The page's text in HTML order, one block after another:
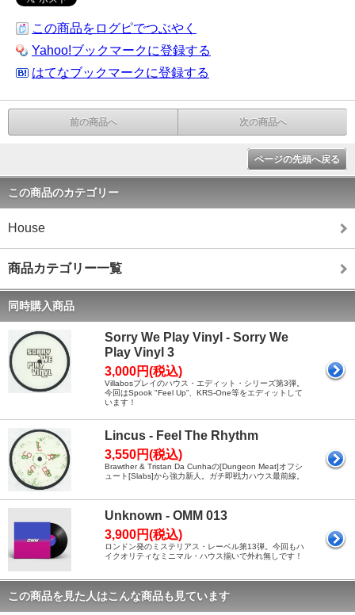
この商品をログピでつぶやく
Yahoo!ブックマークに登録する
はてなブックマークに登録する
前の商品へ 次の商品へ
ページの先頭へ戻る
この商品のカテゴリー
House
商品カテゴリー一覧
同時購入商品
Sorry We Play Vinyl - Sorry We
Play Vinyl 3
3,000円(税込)
Villabosプレイのハウス・エディット・シリーズ第3弾。
今回はSpook "Feel Up”、KRS-One等をエディットして
います！
Lincus - Feel The Rhythm
3,550円(税込)
Brawther & Tristan Da Cunhaの[Dungeon Meat]オフシ
ュート[Slabs]から強力新人。ガチ即戦力ハウス最前線。
Unknown - OMM 013
3,900円(税込)
ロンドン発のミステリアス・レーベル第13弾。今回もハ
イクオリティなミニマル・ハウス揃いで外れ無しです！
この商品を見た人はこんな商品も見ています